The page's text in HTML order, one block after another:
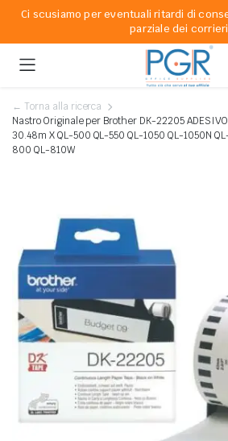
Ci scusiamo per eventuali ritardi di
parziale dei
← Torna alla ricerca
Nastro Originale per Brother DK-22205
30.48m X QL-500 QL-550 QL-1050 QL-1050N
800 QL-810W